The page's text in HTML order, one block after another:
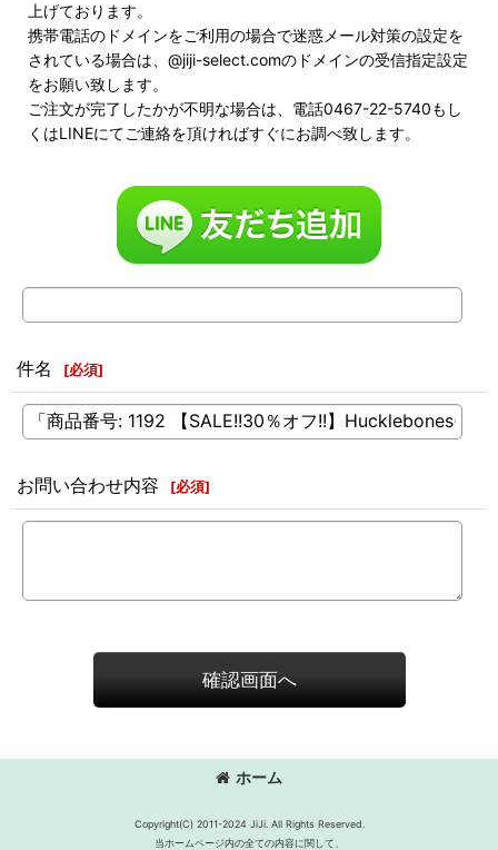
上げております。
携帯電話のドメインをご利用の場合で迷惑メール対策の設定を
されている場合は、@jiji-select.comのドメインの受信指定設定
をお願い致します。
ご注文が完了したかが不明な場合は、電話0467-22-5740もし
くはLINEにてご連絡を頂ければすぐにお調べ致します。
件名 [必須]
お問い合わせ内容 [必須]
確認画面へ
ホーム
Copyright(C) 2011-2024 JiJi. All Rights Reserved.
当ホームページ内の全ての内容に関して、